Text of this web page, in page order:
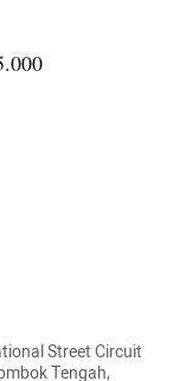
Street Circuit
Tengah,